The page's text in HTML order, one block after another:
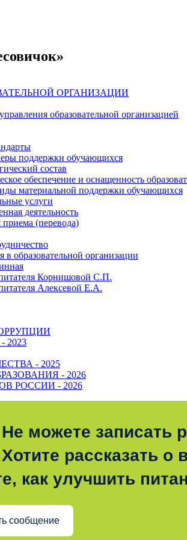
ОРГАНИЗАЦИИ
образовательной организацией
поддержки обучающихся
состав
обеспечение и оснащенность
материальной поддержки обучающихся
услуги
деятельность
(перевода)
в образовательной организации
Корнишовой С.П.
Алексевой Е.А.
- 2023
- 2025
- 2026
РОССИИ - 2026
Не можете записать
Хотите рассказать о
как улучшить
сообщение